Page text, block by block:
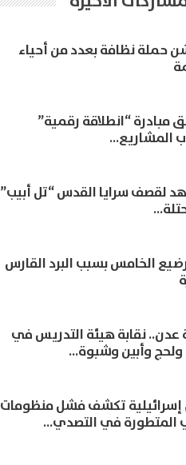
حملة نظافة بعدد من أحياء
مبادرة “انطلاقة رقمية”
المشاريع…
لقصف سرايا القدس “تل أبيب”
الخامس بسبب البرد القارس
نقابة هيئة التدريس في
وأبين وشبوة…
إسرائيلية تكشف فشل منظومات
المتطورة في التصدي…